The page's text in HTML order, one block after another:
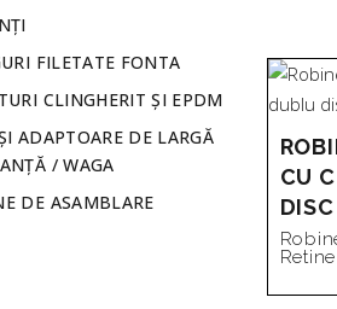
CU
FILETATE FONTA
CLINGHERIT ȘI EPDM
ADAPTOARE DE LARGĂ
/ WAGA
DE ASAMBLARE